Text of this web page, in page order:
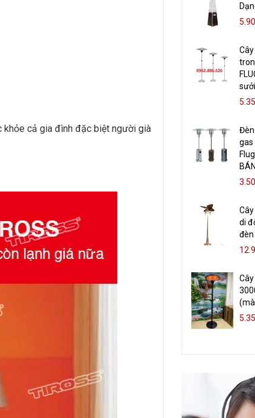
khỏe cả gia đình đặc biệt người già
gas
di